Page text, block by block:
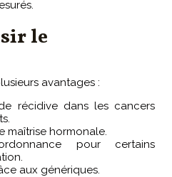
le
avantages :
récidive dans les cancers
maîtrise hormonale.
pour certains
aux génériques.